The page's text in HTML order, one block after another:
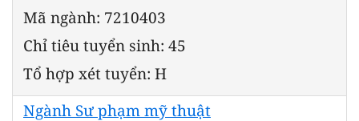
Mã ngành: 7210403
Chỉ tiêu tuyển sinh: 45
Tổ hợp xét tuyển: H
Ngành Sư phạm mỹ thuật